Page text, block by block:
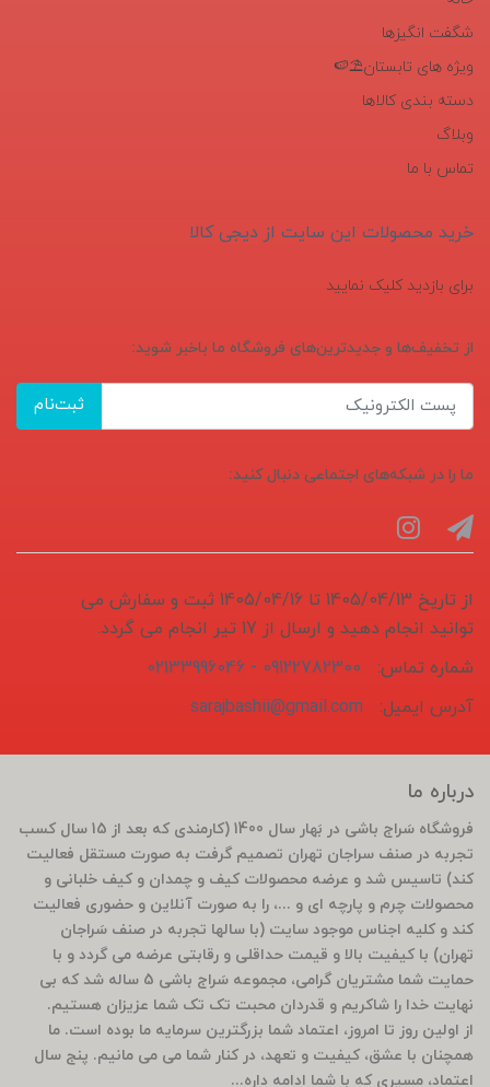
شگفت انگیزها
ویژه های تابستان⛱️🍉
دسته بندی کالاها
وبلاگ
تماس با ما
خرید محصولات این سایت از دیجی کالا
برای بازدید کلیک نمایید
از تخفیف‌ها و جدیدترین‌های فروشگاه ما باخبر شوید:
ثبت‌نام
ما را در شبکه‌های اجتماعی دنبال کنید:
از تاریخ 1405/04/13 تا 1405/04/16 ثبت و سفارش می
توانید انجام دهید و ارسال از 17 تیر انجام می گردد.
شماره تماس:
09122782300 - 02133996046
آدرس ایمیل:
sarajbashii@gmail.com
درباره ما
فروشگاه سَراج باشی در بَهار سال 1400 (کارمندی که بعد از 15 سال کسب
تجربه در صنف سراجان تهران تصمیم گرفت به صورت مستقل فعالیت
کند) تاسیس شد و عرضه محصولات کیف و چمدان و کیف خلبانی و
محصولات چرم و پارچه ای و ...، را به صورت آنلاین و حضوری فعالیت
کند و کلیه اجناس موجود سایت (با سالها تجربه در صنف سَراجان
تهران) با کیفیت بالا و قیمت حداقلی و رقابتی عرضه می گردد و با
حمایت شما مشتریان گرامی، مجموعه سَراج باشی 5 ساله شد که بی
نهایت خدا را شاکریم و قدردان محبت تک تک شما عزیزان هستیم.
از اولین روز تا امروز، اعتماد شما بزرگترین سرمایه ما بوده است. ما
همچنان با عشق، کیفیت و تعهد، در کنار شما می می مانیم. پنج سال
اعتماد، مسیری که با شما ادامه داره...